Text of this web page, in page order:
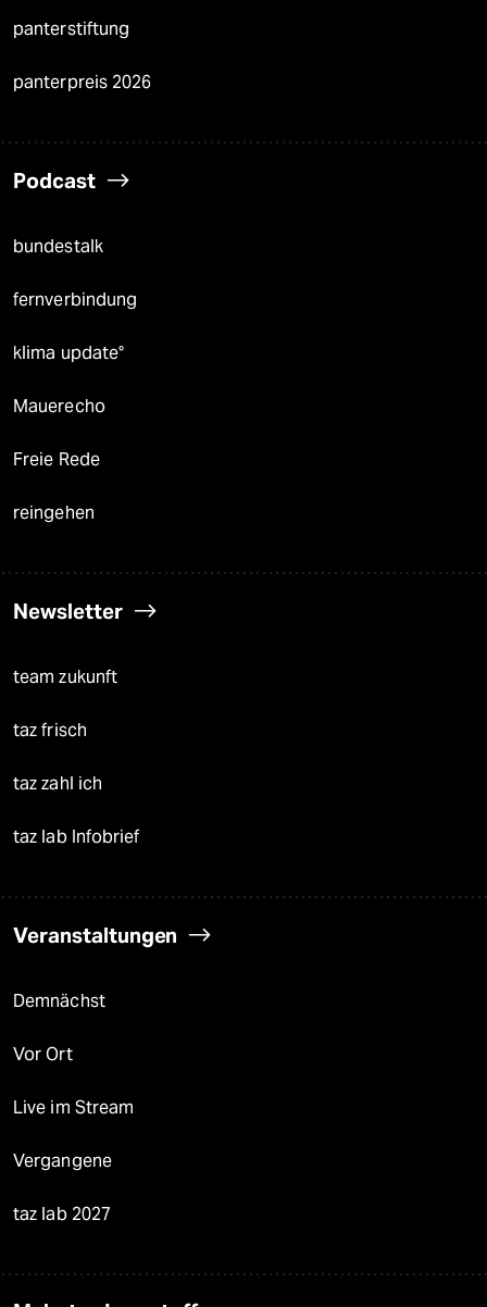
panterstiftung
panterpreis 2026
Podcast
bundestalk
fernverbindung
klima update°
Mauerecho
Freie Rede
reingehen
Newsletter
team zukunft
taz frisch
taz zahl ich
taz lab Infobrief
Veranstaltungen
Demnächst
Vor Ort
Live im Stream
Vergangene
taz lab 2027